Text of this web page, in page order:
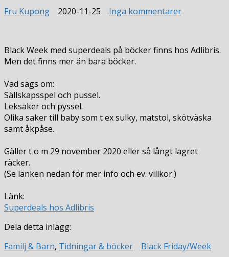
Fru Kupong 2020-11-25 Inga kommentarertill
Adlibris
Black Week med superdeals på böcker finns hos Adlibris.
Men det finns mer än bara böcker.
Vad sägs om:
Sällskapsspel och pussel.
Leksaker och pyssel.
Olika saker till baby som t ex sulky, matstol, skötväska
samt åkpåse.
Gäller t o m 29 november 2020 eller så långt lagret
räcker.
(Se länken nedan för mer info och ev. villkor.)
Länk:
Superdeals hos Adlibris
Dela detta inlägg:
Familj & Barn, Tidningar & böcker Black Friday/Week